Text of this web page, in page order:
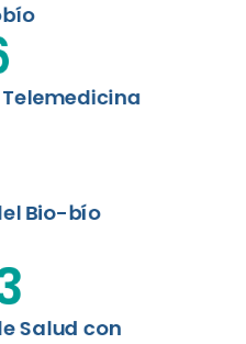
Bio-bío
Salud con